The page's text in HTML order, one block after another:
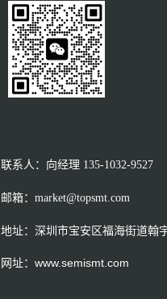
联系人：向经理 135-1032-9527
邮箱：market@topsmt.com
地址：深圳市宝安区福海街道翰
网址：www.semismt.com